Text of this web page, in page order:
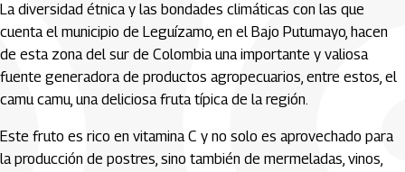
La diversidad étnica y las bondades climáticas con las que
cuenta el municipio de Leguízamo, en el Bajo Putumayo, hacen
de esta zona del sur de Colombia una importante y valiosa
fuente generadora de productos agropecuarios, entre estos, el
camu camu, una deliciosa fruta típica de la región.
Este fruto es rico en vitamina C y no solo es aprovechado para
la producción de postres, sino también de mermeladas, vinos,